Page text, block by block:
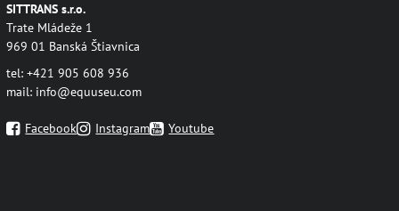
SITTRANS s.r.o.
Trate Mládeže 1
969 01 Banská Štiavnica
tel: +421 905 608 936
mail: info@equuseu.com
Facebook Instagram Youtube